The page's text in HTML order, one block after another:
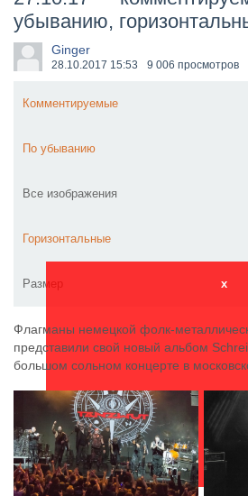
​Wacken Open Air 2027 объявил
убыванию,
Ginger
28.10.2017 15:53 9 006 просмотров
Комментируемые
По убыванию
Все изображения
Горизонтальные
Размер x
Флагманы немецкой фолк-
представили свой новый альбом
большом сольном концерте в